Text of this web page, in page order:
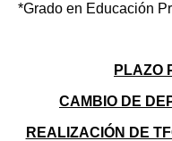
*Grado en Educación
PLAZO
CAMBIO DE
REALIZACIÓN DE